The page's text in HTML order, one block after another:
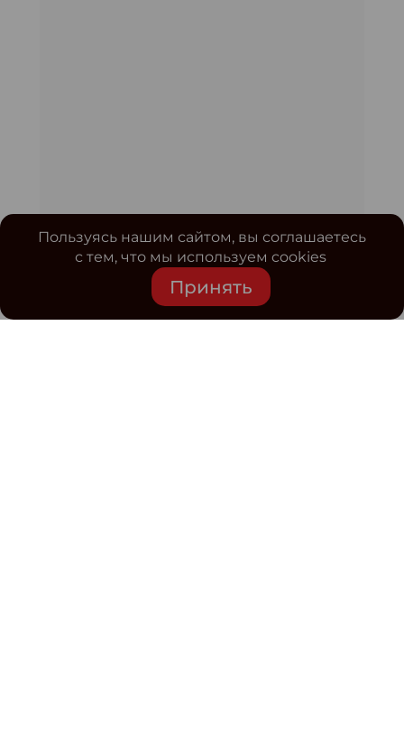
Пользуясь нашим сайтом, вы соглашаетесь
с тем, что мы используем cookies
Принять